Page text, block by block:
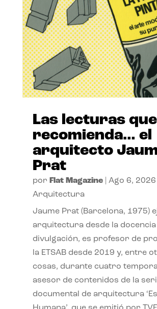
Las lecturas que
recomienda… el
arquitecto
Prat
por Flat Magazine| Ago 6, 2026
Arquitectura
Jaume Prat (Barcelona, 1975)
arquitectura desde la docencia
divulgación, es profesor de
la ETSAB desde 2019 y, entre
cosas, durante cuatro
asesor de contenidos de la
documental de arquitectura